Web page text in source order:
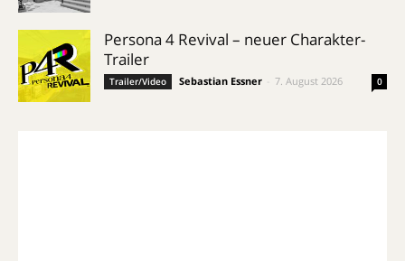
Persona 4 Revival – neuer Charakter-
Trailer
Trailer/Video Sebastian Essner 7. August 2026 0